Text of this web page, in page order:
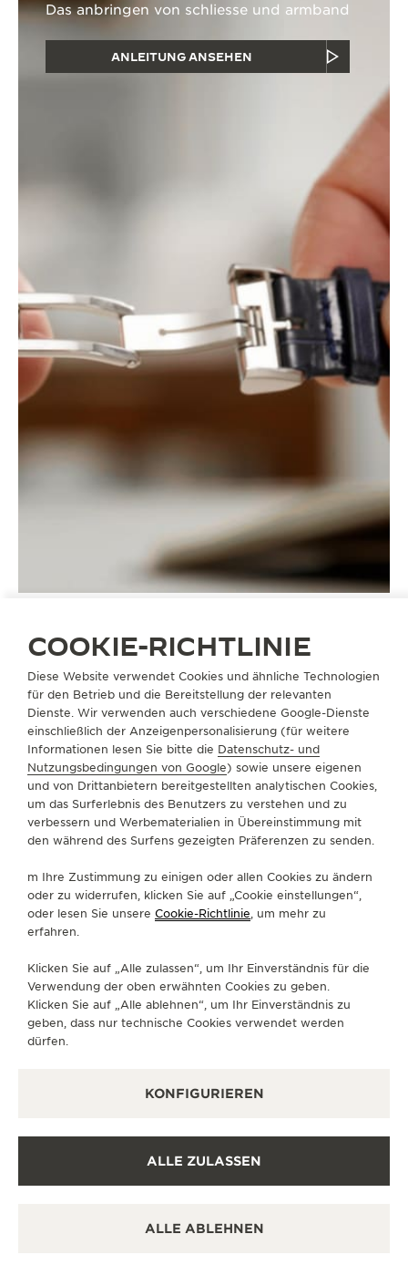
Das anbringen von schliesse und armband
ANLEITUNG ANSEHEN
ARMBÄNDERQC05086Z
FOLGEN SIE UNS
DEN NEWSLETTER ABONNIEREN
ÜBER UNS
SERVICELEISTUNGEN
COOKIE-RICHTLINIE
WIDERRUFSFORMULAR
COOKIE-RICHTLINIE
Diese Website verwendet Cookies und ähnliche Technologien
für den Betrieb und die Bereitstellung der relevanten
Dienste. Wir verwenden auch verschiedene Google-Dienste
einschließlich der Anzeigenpersonalisierung (für weitere
Informationen lesen Sie bitte die Datenschutz- und
Nutzungsbedingungen von Google) sowie unsere eigenen
und von Drittanbietern bereitgestellten analytischen Cookies,
um das Surferlebnis des Benutzers zu verstehen und zu
verbessern und Werbematerialien in Übereinstimmung mit
den während des Surfens gezeigten Präferenzen zu senden.
m Ihre Zustimmung zu einigen oder allen Cookies zu ändern
oder zu widerrufen, klicken Sie auf „Cookie einstellungen“,
oder lesen Sie unsere Cookie-Richtlinie, um mehr zu
erfahren.
Klicken Sie auf „Alle zulassen“, um Ihr Einverständnis für die
Verwendung der oben erwähnten Cookies zu geben.
Klicken Sie auf „Alle ablehnen“, um Ihr Einverständnis zu
geben, dass nur technische Cookies verwendet werden
dürfen.
KONFIGURIEREN
ALLE ZULASSEN
ALLE ABLEHNEN